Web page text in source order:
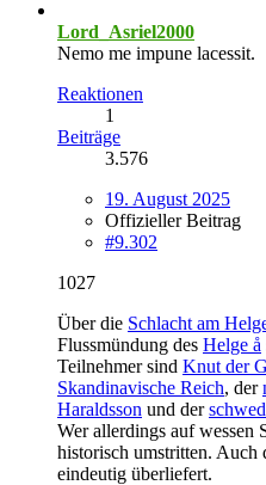
Lord_Asriel2000
Nemo me impune lacessit.
Reaktionen
1
Beiträge
3.576
19. August 2025
Offizieller Beitrag
#9.302
1027
Über die Schlacht am
Flussmündung des Helge å
Teilnehmer sind Knut der
Skandinavische Reich, der
Haraldsson und der
Wer allerdings auf wessen
historisch umstritten. Auch
eindeutig überliefert.